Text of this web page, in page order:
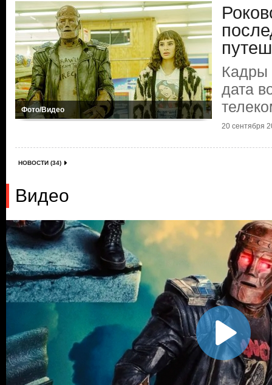
Фото/Видео
Кадры
дата
20 сентября
НОВОСТИ (34)
Видео